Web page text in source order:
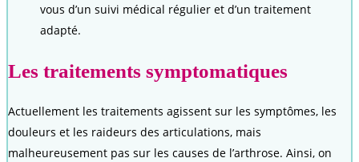
vous d’un suivi médical régulier et d’un traitement
adapté.
Les traitements symptomatiques
Actuellement les traitements agissent sur les symptômes, les
douleurs et les raideurs des articulations, mais
malheureusement pas sur les causes de l’arthrose. Ainsi, on